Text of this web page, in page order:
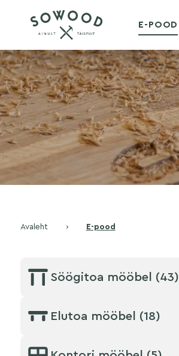
E-POOD
Avaleht › E-pood
Söögitoa mööbel (43)
Elutoa mööbel (18)